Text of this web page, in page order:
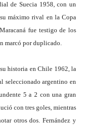
de Suecia 1958, con un
máximo rival en la Copa
fue testigo de los
marcó por duplicado.
historia en Chile 1962, la
seleccionado argentino en
5 a 2 con una gran
con tres goles, mientras
otros dos. Fernández y